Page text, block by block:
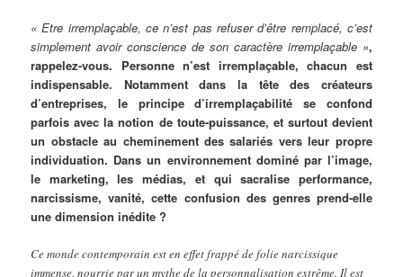
« Etre irremplaçable, ce n’est pas refuser d’être remplacé, c’est
simplement avoir conscience de son caractère irremplaçable »,
rappelez-vous. Personne n’est irremplaçable, chacun est
indispensable. Notamment dans la tête des créateurs
d’entreprises, le principe d’irremplaçabilité se confond
parfois avec la notion de toute-puissance, et surtout devient
un obstacle au cheminement des salariés vers leur propre
individuation. Dans un environnement dominé par l’image,
le marketing, les médias, et qui sacralise performance,
narcissisme, vanité, cette confusion des genres prend-elle
une dimension inédite ?
Ce monde contemporain est en effet frappé de folie narcissique
immense, nourrie par un mythe de la personnalisation extrême. Il est